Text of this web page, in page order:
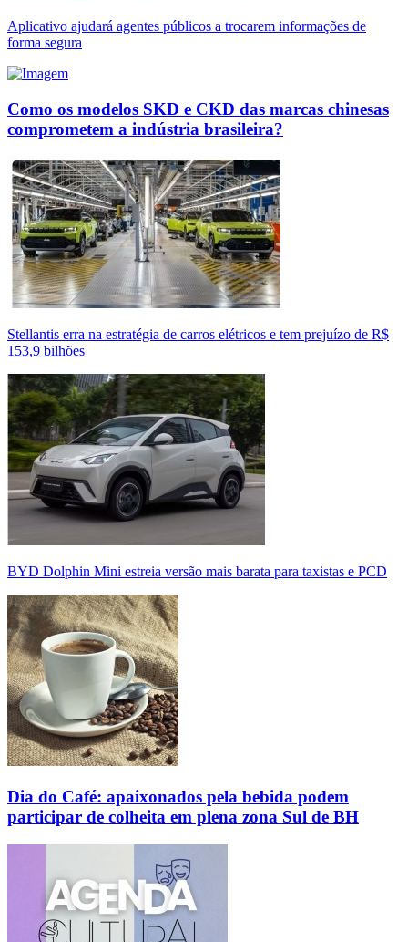
Aplicativo ajudará agentes públicos a trocarem informações de
forma segura
Como os modelos SKD e CKD das marcas chinesas
comprometem a indústria brasileira?
Stellantis erra na estratégia de carros elétricos e tem prejuízo de R$
153,9 bilhões
BYD Dolphin Mini estreia versão mais barata para taxistas e PCD
Dia do Café: apaixonados pela bebida podem
participar de colheita em plena zona Sul de BH